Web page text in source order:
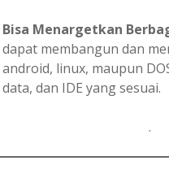
Bisa Menargetkan
dapat membangun dan
android, linux, maupun
data, dan IDE yang sesuai.
.